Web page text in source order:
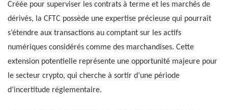
Créée pour superviser les contrats à terme et les marchés de
dérivés, la CFTC possède une expertise précieuse qui pourrait
s’étendre aux transactions au comptant sur les actifs
numériques considérés comme des marchandises. Cette
extension potentielle représente une opportunité majeure pour
le secteur crypto, qui cherche à sortir d’une période
d’incertitude réglementaire.